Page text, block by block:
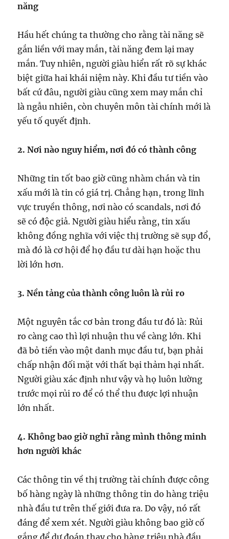
năng
Hầu hết chúng ta thường cho rằng tài năng sẽ
gắn liền với may mắn, tài năng đem lại may
mắn. Tuy nhiên, người giàu hiển rất rõ sự khác
biệt giữa hai khái niệm này. Khi đầu tư tiền vào
bất cứ đâu, người giàu cũng xem may mắn chỉ
là ngẫu nhiên, còn chuyên môn tài chính mới là
yếu tố quyết định.
2. Nơi nào nguy hiểm, nơi đó có thành công
Những tin tốt bao giờ cũng nhàm chán và tin
xấu mới là tin có giá trị. Chẳng hạn, trong lĩnh
vực truyền thông, nơi nào có scandals, nơi đó
sẽ có độc giả. Người giàu hiểu rằng, tin xấu
không đồng nghĩa với việc thị trường sẽ sụp đổ,
mà đó là cơ hội để họ đầu tư dài hạn hoặc thu
lời lớn hơn.
3. Nền tảng của thành công luôn là rủi ro
Một nguyên tắc cơ bản trong đầu tư đó là: Rủi
ro càng cao thì lợi nhuận thu về càng lớn. Khi
đã bỏ tiền vào một danh mục đầu tư, bạn phải
chấp nhận đối mặt với thất bại thảm hại nhất.
Người giàu xác định như vậy và họ luôn lường
trước mọi rủi ro để có thể thu được lợi nhuận
lớn nhất.
4. Không bao giờ nghĩ rằng mình thông minh
hơn người khác
Các thông tin về thị trường tài chính được công
bố hàng ngày là những thông tin do hàng triệu
nhà đầu tư trên thế giới đưa ra. Do vậy, nó rất
đáng để xem xét. Người giàu không bao giờ cố
gắng để dự đoán thay cho hàng triệu nhà đầu